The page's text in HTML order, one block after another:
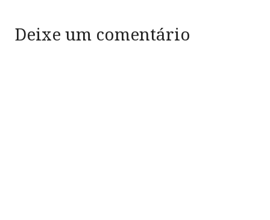
Deixe um comentário